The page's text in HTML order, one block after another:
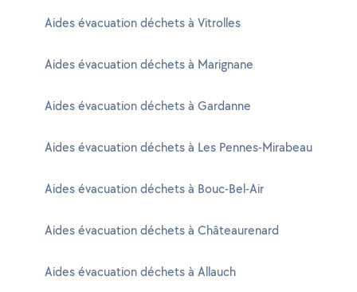
Aides évacuation déchets à Vitrolles
Aides évacuation déchets à Marignane
Aides évacuation déchets à Gardanne
Aides évacuation déchets à Les Pennes-Mirabeau
Aides évacuation déchets à Bouc-Bel-Air
Aides évacuation déchets à Châteaurenard
Aides évacuation déchets à Allauch